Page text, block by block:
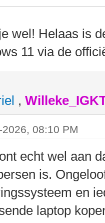
wel! Helaas is
11 via de
,
08:10 PM
echt wel aan
is.
en
laptop